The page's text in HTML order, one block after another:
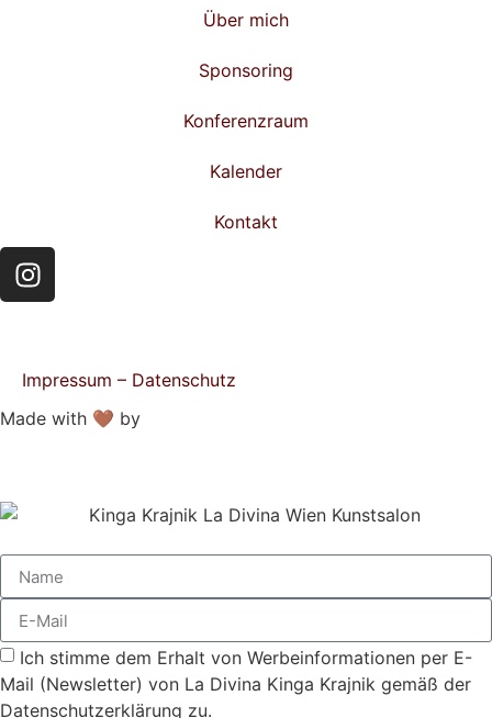
Über mich
Sponsoring
Konferenzraum
Kalender
Kontakt
Impressum – Datenschutz
Made with 🤎 by
Ich stimme dem Erhalt von Werbeinformationen per E-
Mail (Newsletter) von La Divina Kinga Krajnik gemäß der
Datenschutzerklärung zu.